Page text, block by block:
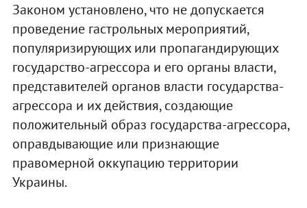
Законом установлено, что не допускается
проведение гастрольных мероприятий,
популяризирующих или пропагандирующих
государство-агрессора и его органы власти,
представителей органов власти государства-
агрессора и их действия, создающие
положительный образ государства-агрессора,
оправдывающие или признающие
правомерной оккупацию территории
Украины.